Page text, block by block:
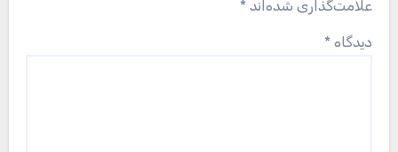
علامت‌گذاری شده‌اند *
دیدگاه *